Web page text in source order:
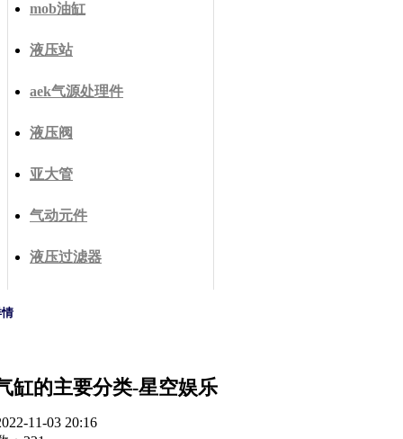
mob油缸
液压站
aek气源处理件
液压阀
亚大管
气动元件
液压过滤器
缸的主要分类-星空娱乐
11-03 20:16